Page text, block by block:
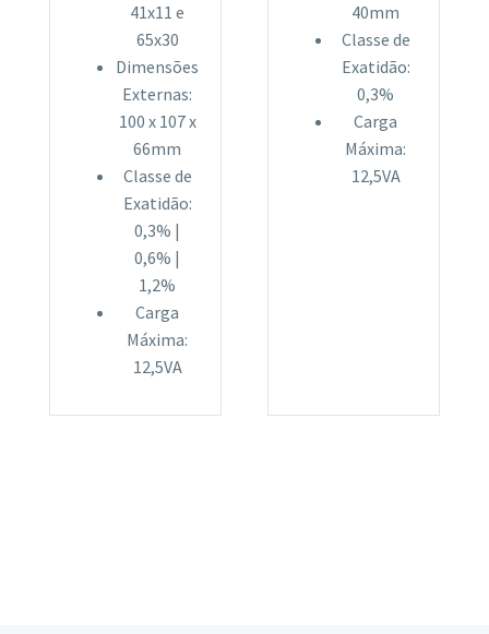
41x11 e
65x30
Dimensões
Externas:
100 x 107 x
66mm
Classe de
Exatidão:
0,3% |
0,6% |
1,2%
Carga
Máxima:
12,5VA
40mm
Classe de
Exatidão:
0,3%
Carga
Máxima:
12,5VA